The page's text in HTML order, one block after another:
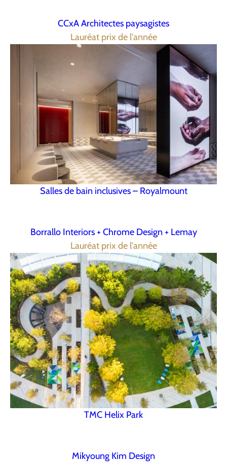
CCxA Architectes paysagistes
Lauréat prix de l'année
Salles de bain inclusives – Royalmount
Borrallo Interiors + Chrome Design + Lemay
Lauréat prix de l'année
TMC Helix Park
Mikyoung Kim Design